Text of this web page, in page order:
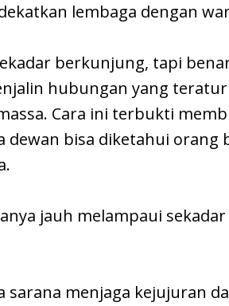
lembaga dengan
berkunjung, tapi
hubungan yang
Cara ini terbukti
dewan bisa diketahui orang
jauh melampaui
sarana menjaga kejujuran